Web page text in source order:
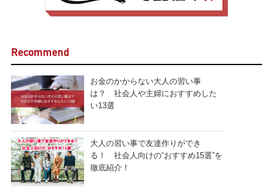
Recommend
お金のかからない大人の習い事
は？ 社会人や主婦におすすめした
い13選
大人の習い事で友達作りができ
る！ 社会人向けの“おすすめ15選”を
徹底紹介！